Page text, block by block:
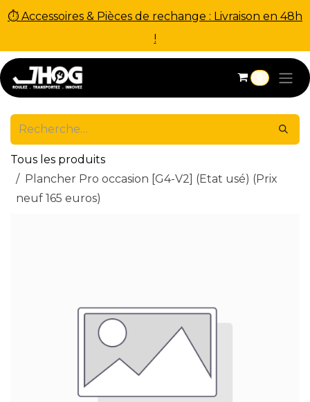
⏱ Accessoires & Pièces de rechange : Livraison en 48h
!
Se rendre au contenu
0
Tous les produits
Plancher Pro occasion [G4-V2] (Etat usé) (Prix
neuf 165 euros)